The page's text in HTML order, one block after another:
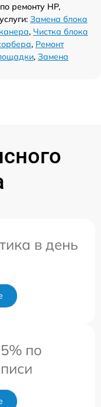
ремонту HP,
Замена блока
, Чистка блока
, Ремонт
, Замена
в день
по